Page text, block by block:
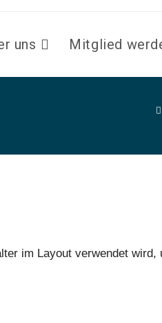
uns Mitglied
im Layout verwendet wird,